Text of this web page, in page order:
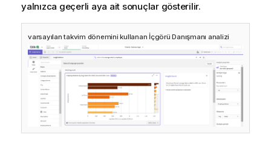
yalnızca geçerli aya ait sonuçlar gösterilir.
varsayılan takvim dönemini kullanan İçgörü Danışmanı analizi